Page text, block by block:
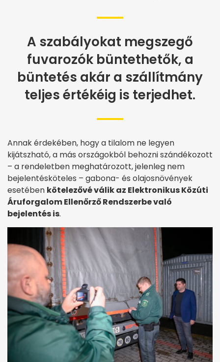
A szabályokat megszegő
fuvarozók büntethetők, a
büntetés akár a szállítmány
teljes értékéig is terjedhet.
Annak érdekében, hogy a tilalom ne legyen
kijátszható, a más országokból behozni szándékozott
– a rendeletben meghatározott, jelenleg nem
bejelentésköteles – gabona- és olajosnövények
esetében kötelezővé válik az Elektronikus Közúti
Áruforgalom Ellenőrző Rendszerbe való
bejelentés is.